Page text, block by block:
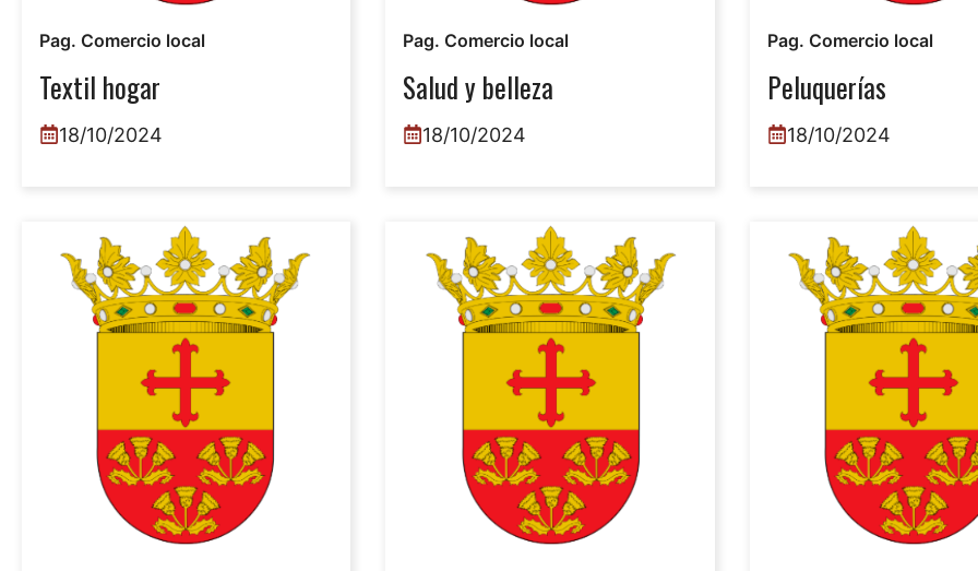
Pag. Comercio local
Textil hogar
18/10/2024
Pag. Comercio local
Salud y belleza
18/10/2024
Pag. Comercio local
Peluquerías
18/10/2024